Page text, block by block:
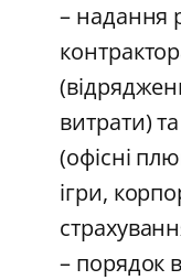
– надання
витрати)
(офісні
ігри,
– порядок